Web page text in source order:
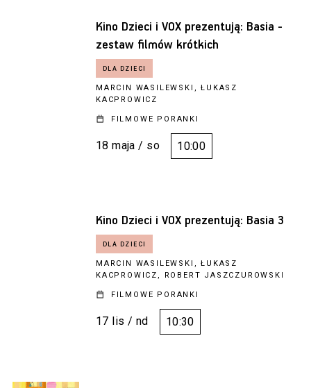
Kino Dzieci i VOX prezentują: Basia -
zestaw filmów krótkich
MARCIN WASILEWSKI, ŁUKASZ
KACPROWICZ
FILMOWE PORANKI
18 maja / so 10:00
Kino Dzieci i VOX prezentują: Basia 3
MARCIN WASILEWSKI, ŁUKASZ
KACPROWICZ, ROBERT JASZCZUROWSKI
FILMOWE PORANKI
17 lis / nd 10:30